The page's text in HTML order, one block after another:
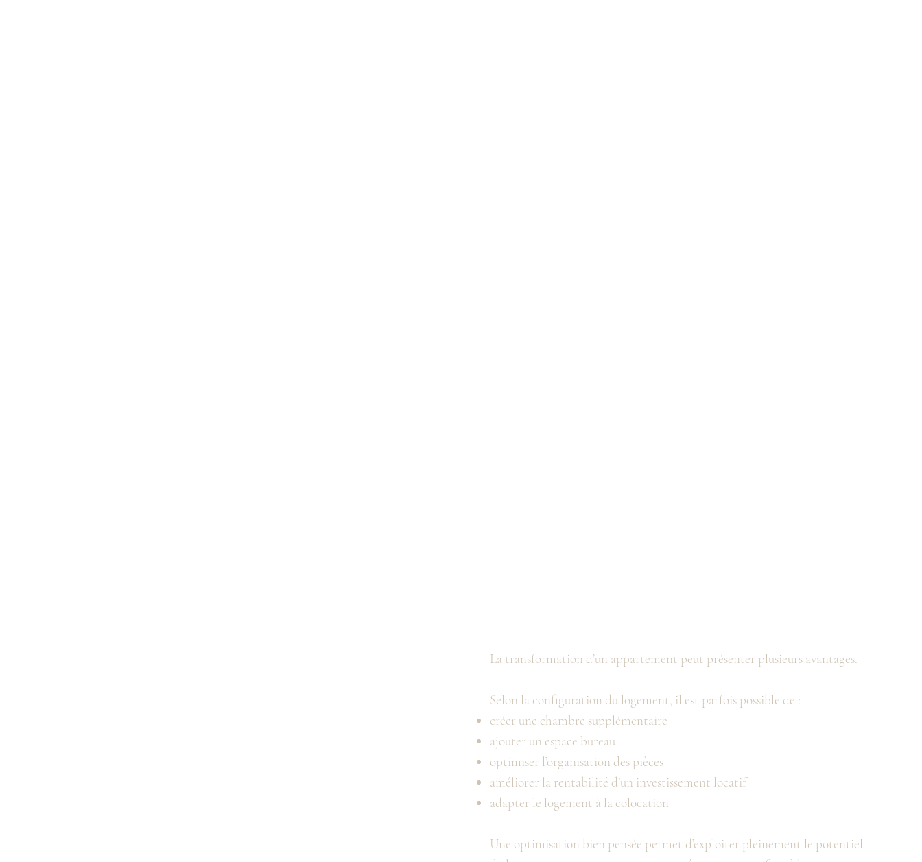
La transformation d’un appartement peut présenter plusieurs avantages.
Selon la configuration du logement, il est parfois possible de :
créer une chambre supplémentaire
ajouter un espace bureau
optimiser l’organisation des pièces
améliorer la rentabilité d’un investissement locatif
adapter le logement à la colocation
Une optimisation bien pensée permet d’exploiter pleinement le potentiel